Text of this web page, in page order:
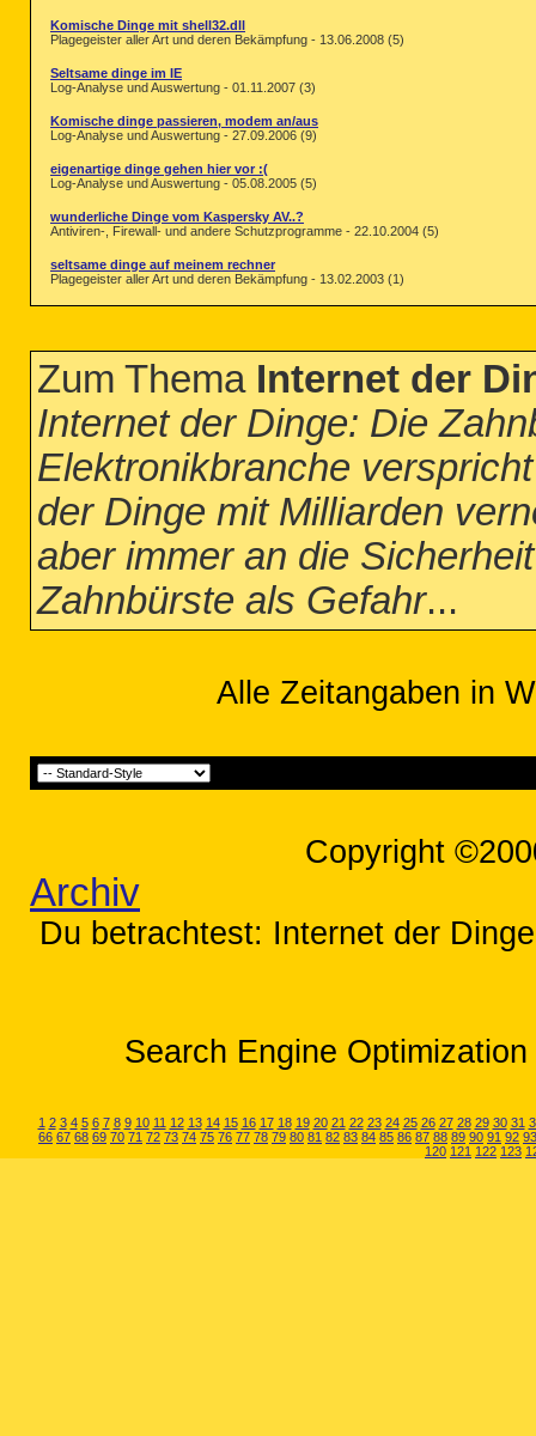
Komische Dinge mit shell32.dll
Plagegeister aller Art und deren Bekämpfung - 13.06.2008 (5)
Seltsame dinge im IE
Log-Analyse und Auswertung - 01.11.2007 (3)
Komische dinge passieren, modem an/aus
Log-Analyse und Auswertung - 27.09.2006 (9)
eigenartige dinge gehen hier vor :(
Log-Analyse und Auswertung - 05.08.2005 (5)
wunderliche Dinge vom Kaspersky AV..?
Antiviren-, Firewall- und andere Schutzprogramme - 22.10.2004 (5)
seltsame dinge auf meinem rechner
Plagegeister aller Art und deren Bekämpfung - 13.02.2003 (1)
Zum Thema Internet der
Internet der Dinge: Die
Elektronikbranche
der Dinge mit Milliarden
aber immer an die
Zahnbürste als Gefahr...
Alle Zeitangaben in
Copyright
Archiv
Du betrachtest: Internet der
Search Engine
1 2 3 4 5 6 7 8 9 10 11 12 13 14 15 16 17 18 19 20 21 22 23 24 25 26 27 28 29 30 31
66 67 68 69 70 71 72 73 74 75 76 77 78 79 80 81 82 83 84 85 86 87 88 89 90 91 92 93
120 121 122 123